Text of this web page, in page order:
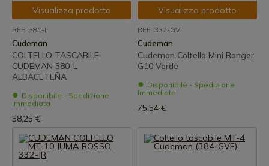
Visualizza prodotto
REF: 380-L
Cudeman
COLTELLO TASCABILE
CUDEMAN 380-L
ALBACETEÑA
Disponibile - Spedizione
immediata
58,25 €
Visualizza prodotto
REF: 337-GV
Cudeman
Cudeman Coltello Mini Ranger
G10 Verde
Disponibile - Spedizione
immediata
75,54 €